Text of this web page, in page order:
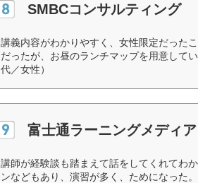
SMBCコンサルティング
講義内容がわかりやすく、女性限定だった
だったが、お昼のランチマップを用意して
代／女性）
富士通ラーニングメディア
講師が経験談も踏まえて話をしてくれてわ
ンなどもあり、演習が多く、ためになった。